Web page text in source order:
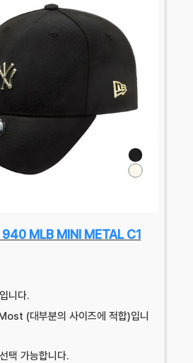
940 MLB MINI METAL C1
니다.
(대부분의 사이즈에 적합)입니
택 가능합니다.